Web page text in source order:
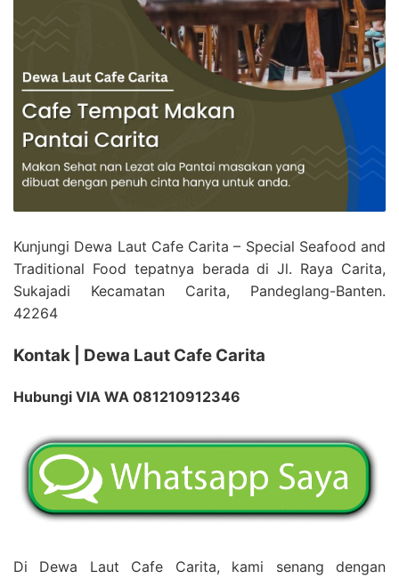
Kunjungi Dewa Laut Cafe Carita – Special Seafood and
Traditional Food tepatnya berada di Jl. Raya Carita,
Sukajadi Kecamatan Carita, Pandeglang-Banten.
42264
Kontak | Dewa Laut Cafe Carita
Hubungi VIA WA 081210912346
Di Dewa Laut Cafe Carita, kami senang dengan